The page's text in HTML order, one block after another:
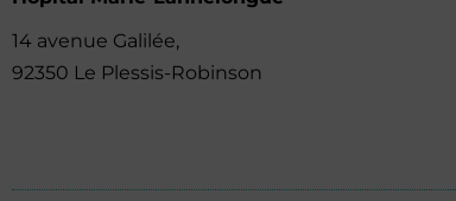
14 avenue Galilée,
92350 Le Plessis-Robinson